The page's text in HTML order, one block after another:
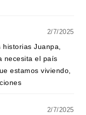
2/7/2025
Juanpa,
necesita el país
estamos viviendo,
2/7/2025